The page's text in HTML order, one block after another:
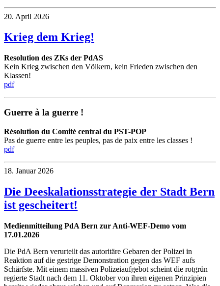
20. April 2026
Krieg dem Krieg!
Resolution des ZKs der PdAS
Kein Krieg zwischen den Völkern, kein Frieden zwischen den
Klassen!
pdf
Guerre à la guerre !
Résolution du Comité central du PST-POP
Pas de guerre entre les peuples, pas de paix entre les classes !
pdf
18. Januar 2026
Die Deeskalationsstrategie der Stadt Bern
ist gescheitert!
Medienmitteilung PdA Bern zur Anti-WEF-Demo vom
17.01.2026
Die PdA Bern verurteilt das autoritäre Gebaren der Polizei in
Reaktion auf die gestrige Demonstration gegen das WEF aufs
Schärfste. Mit einem massiven Polizeiaufgebot scheint die rotgrün
regierte Stadt nach dem 11. Oktober von ihren eigenen Prinzipien